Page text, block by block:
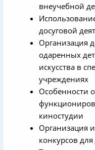
внеучебной
досуговой
Организация
одаренных
искусства в
учреждениях
Особенности
киностудии
Организация
конкурсов